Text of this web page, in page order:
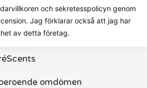
och sekretesspolicyn genom
Jag förklarar också att jag har
av detta företag.
omdömen